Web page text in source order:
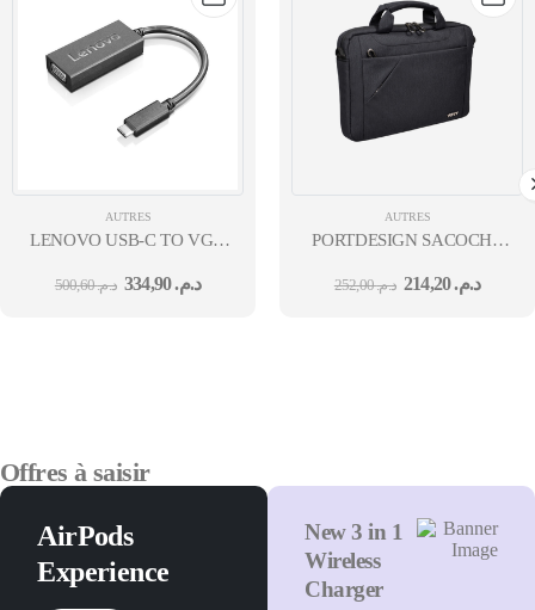
AUTRES
LENOVO USB-C TO VGA
د.م.500,60 د.م.334,90
AUTRES
PORTDESIGN SACOCHE
د.م.252,00 د.م.214,20
Offres à saisir
AirPods
Experience
New 3 in 1
Wireless
Charger